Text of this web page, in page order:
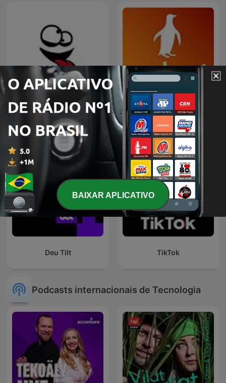
Haiti Comedy Network Podcast Linux
Deu Tilt TikTok
Podcasts internacionais de Tecnologia
BAIXAR APLICATIVO